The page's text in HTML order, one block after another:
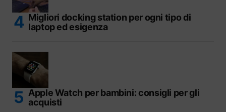
Migliori docking station per ogni tipo di
laptop ed esigenza
Apple Watch per bambini: consigli per gli
acquisti